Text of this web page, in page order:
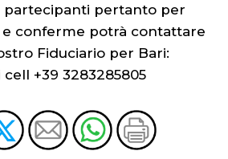
partecipanti pertanto per
conferme potrà contattare
Fiduciario per Bari:
+39 3283285805